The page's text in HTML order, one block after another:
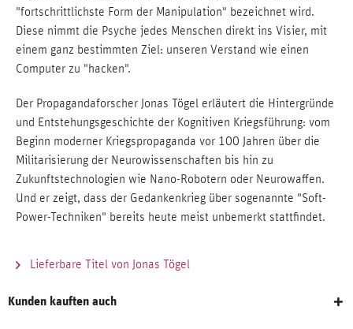
"fortschrittlichste Form der Manipulation" bezeichnet wird.
Diese nimmt die Psyche jedes Menschen direkt ins Visier, mit
einem ganz bestimmten Ziel: unseren Verstand wie einen
Computer zu "hacken".
Der Propagandaforscher Jonas Tögel erläutert die Hintergründe
und Entstehungsgeschichte der Kognitiven Kriegsführung: vom
Beginn moderner Kriegspropaganda vor 100 Jahren über die
Militarisierung der Neurowissenschaften bis hin zu
Zukunftstechnologien wie Nano-Robotern oder Neurowaffen.
Und er zeigt, dass der Gedankenkrieg über sogenannte "Soft-
Power-Techniken" bereits heute meist unbemerkt stattfindet.
Lieferbare Titel von Jonas Tögel
Kunden kauften auch